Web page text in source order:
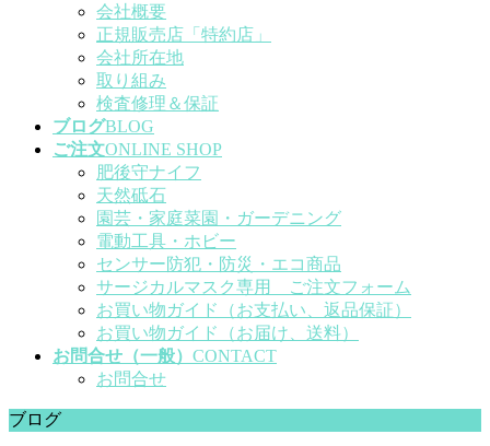
会社概要
正規販売店「特約店」
会社所在地
取り組み
検査修理＆保証
ブログBLOG
ご注文ONLINE SHOP
肥後守ナイフ
天然砥石
園芸・家庭菜園・ガーデニング
電動工具・ホビー
センサー防犯・防災・エコ商品
サージカルマスク専用 ご注文フォーム
お買い物ガイド（お支払い、返品保証）
お買い物ガイド（お届け、送料）
お問合せ（一般） CONTACT
お問合せ
ブログ